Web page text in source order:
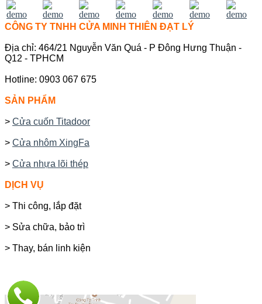
CÔNG TY TNHH CỬA MINH THIÊN ĐẠT LÝ
Địa chỉ: 464/21 Nguyễn Văn Quá - P Đông Hưng Thuận -
Q12 - TPHCM
Hotline: 0903 067 675
SẢN PHẨM
> Cửa cuốn Titadoor
> Cửa nhôm XingFa
> Cửa nhựa lõi thép
DỊCH VỤ
> Thi công, lắp đặt
> Sửa chữa, bảo trì
> Thay, bán linh kiện